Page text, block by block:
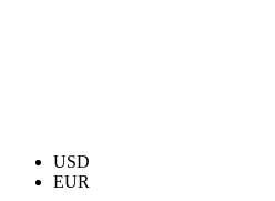
USD
EUR